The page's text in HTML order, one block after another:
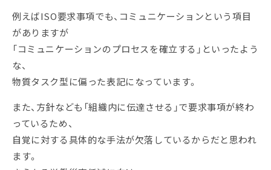
例えばISO要求事項でも、コミュニケーションという項目
がありますが
「コミュニケーションのプロセスを確立する」といったよう
な、
物質タスク型に偏った表記になっています。
また、方針なども「組織内に伝達させる」で要求事項が終わ
っているため、
自覚に対する具体的な手法が欠落しているからだと思われ
ます。